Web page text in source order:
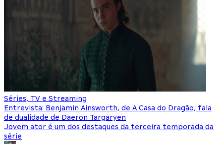
Séries, TV e Streaming
Entrevista: Benjamin Ainsworth, de A Casa do Dragão, fala
de dualidade de Daeron Targaryen
Jovem ator é um dos destaques da terceira temporada da
série